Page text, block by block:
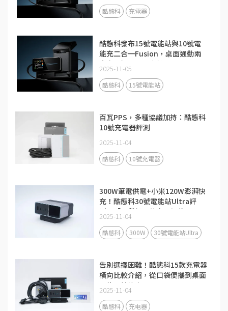
酷態科 充電器
酷態科發布15號電能站與10號電
能充二合一Fusion，桌面通勤兩
大充電場景全面升級
2025-11-05
酷態科 15號電能站
百瓦PPS，多種協議加持：酷態科
10號充電器評測
2025-11-04
酷態科 10號充電器
300W筆電供電+小米120W澎湃快
充！酷態科30號電能站Ultra評
測：「畢業級」的充電設備
2025-11-04
酷態科 300W 30號電能站Ultra
告別選擇困難！酷態科15款充電器
橫向比較介紹，從口袋便攜到桌面
全能一站搞定
2025-11-04
酷態科 充电器